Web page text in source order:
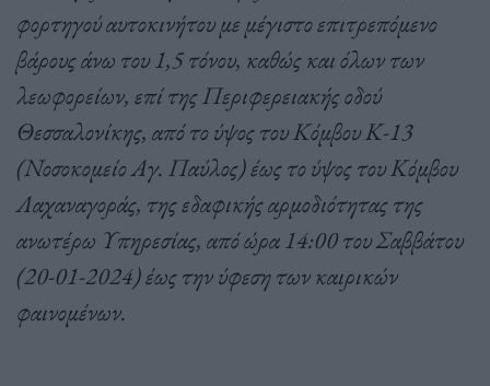
φορτηγού αυτοκινήτου με μέγιστο επιτρεπόμενο
βάρους άνω του 1,5 τόνου, καθώς και όλων των
λεωφορείων, επί της Περιφερειακής οδού
Θεσσαλονίκης, από το ύψος του Κόμβου Κ-13
(Νοσοκομείο Αγ. Παύλος) έως το ύψος του Κόμβου
Λαχαναγοράς, της εδαφικής αρμοδιότητας της
ανωτέρω Υπηρεσίας, από ώρα 14:00 του Σαββάτου
(20-01-2024) έως την ύφεση των καιρικών
φαινομένων.